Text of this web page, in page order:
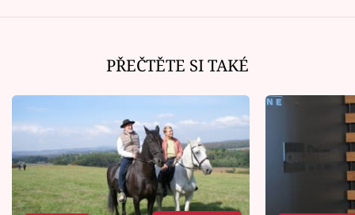
PŘEČTĚTE SI TAKÉ